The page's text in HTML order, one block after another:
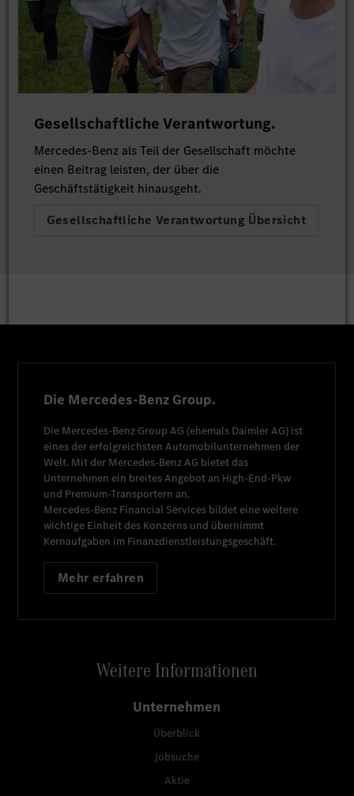
Gesellschaftliche Verantwortung.
Mercedes-Benz als Teil der Gesellschaft möchte
einen Beitrag leisten, der über die
Geschäftstätigkeit hinausgeht.
Gesellschaftliche Verantwortung Übersicht
Die Mercedes-Benz Group.
Die Mercedes-Benz Group AG (ehemals Daimler AG) ist
eines der erfolgreichsten Automobilunternehmen der
Welt. Mit der Mercedes-Benz AG bietet das
Unternehmen ein breites Angebot an High-End-Pkw
und Premium-Transportern an.
Mercedes-Benz Financial Services bildet eine weitere
wichtige Einheit des Konzerns und übernimmt
Kernaufgaben im Finanzdienstleistungsgeschäft.
Mehr erfahren
Weitere Informationen
Unternehmen
Überblick
Jobsuche
Aktie